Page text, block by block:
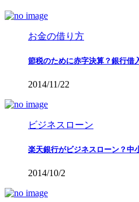
お金の借り方
節税のために赤字決算？銀行借
2014/11/22
ビジネスローン
楽天銀行がビジネスローン？中
2014/10/2